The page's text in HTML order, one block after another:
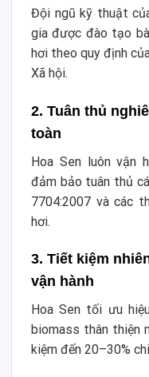
Đội ngũ kỹ thuật
gia được đào tạo
hơi theo quy định
Xã hội.
2. Tuân thủ
toàn
Hoa Sen luôn vận
đảm bảo tuân thủ
7704:2007 và các
hơi.
3. Tiết kiệm
vận hành
Hoa Sen tối ưu
biomass thân thiện
kiệm đến 20–30%